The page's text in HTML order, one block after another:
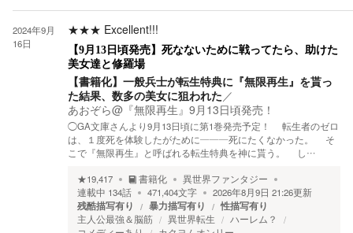
2024年9月
16日
★★★ Excellent!!!
【9月13日頃発売】死なないために戦ってたら、助けた
美女達と修羅場
【書籍化】一般兵士が転生特典に『無限再生』を貰っ
た結果、数多の美女に狙われた／
あおぞら@『無限再生』9月13日頃発売！
◯GA文庫さんより9月13日頃に第1巻発売予定！ 転生者のゼロ
は、１度死を体験したがために———死にたくなかった。 そ
こで『無限再生』と呼ばれる転生特典を神に貰う。 し…
★19,417 書籍化
異世界ファンタジー
連載中 134話 471,404文字 2026年8月9日 21:26更新
残酷描写有り 暴力描写有り 性描写有り
主人公最強＆脳筋 異世界転生
ハーレム？